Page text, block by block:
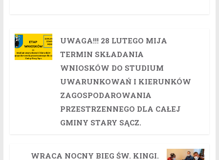
UWAGA!!! 28 LUTEGO MIJA
TERMIN SKŁADANIA
WNIOSKÓW DO STUDIUM
UWARUNKOWAŃ I KIERUNKÓW
ZAGOSPODAROWANIA
PRZESTRZENNEGO DLA CAŁEJ
GMINY STARY SĄCZ.
WRACA NOCNY BIEG ŚW. KINGI.